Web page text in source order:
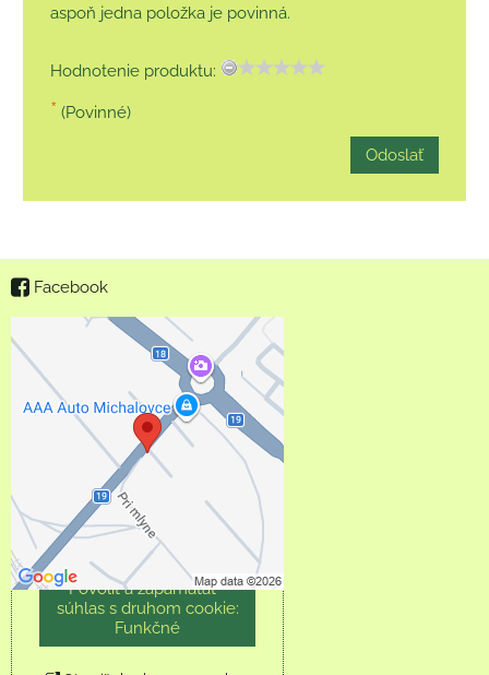
aspoň jedna položka je povinná.
Hodnotenie produktu:
* (Povinné)
Odoslať
Facebook
Externý obsah je
blokovaný Voľbami
súkromia
Prajete si načítať externý
obsah?
Povoliť tentokrát
Povoliť a zapamätať -
súhlas s druhom cookie:
Funkčné